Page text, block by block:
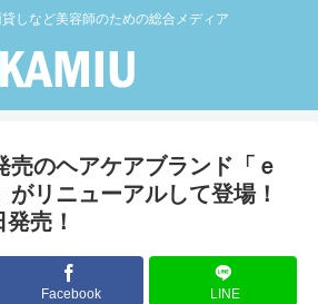
しなど美容師のための総合メディア
売のヘアケアブランド「ｅ
がリニューアルして登場！
売！
Facebook LINE